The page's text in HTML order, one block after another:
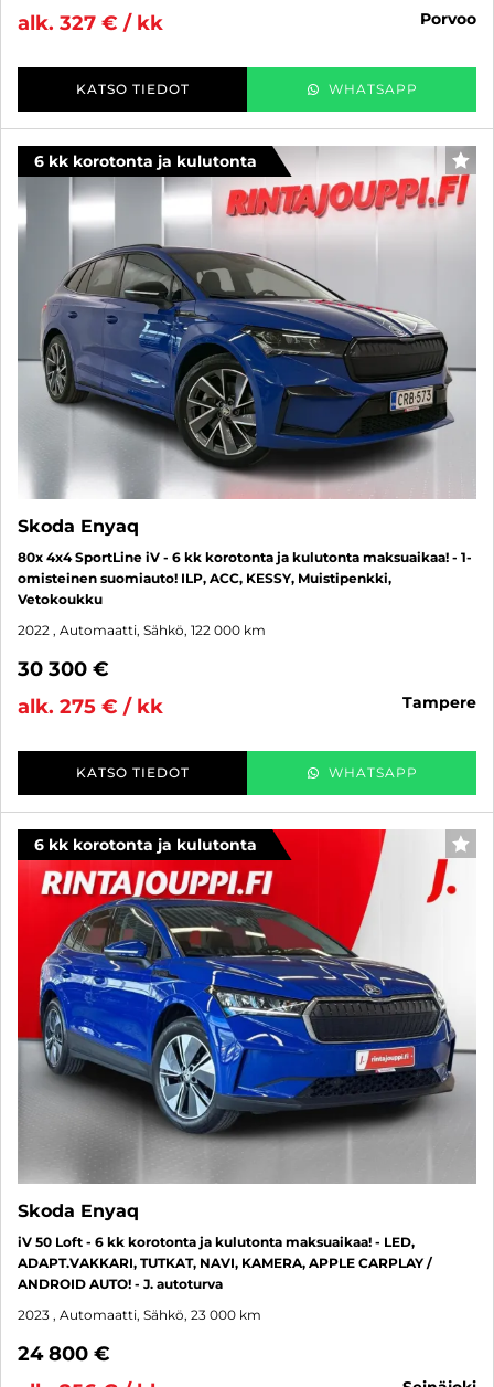
alk. 327 € / kk
porvoo
KATSO TIEDOT WHATSAPP
6 kk korotonta ja kulutonta
Skoda Enyaq
80x 4x4 SportLine iV - 6 kk korotonta ja kulutonta maksuaikaa! - 1-
omisteinen suomiauto! ILP, ACC, KESSY, Muistipenkki,
Vetokoukku
2022 , Automaatti, Sähkö, 122 000 km
30 300 €
alk. 275 € / kk
tampere
KATSO TIEDOT WHATSAPP
6 kk korotonta ja kulutonta
Skoda Enyaq
iV 50 Loft - 6 kk korotonta ja kulutonta maksuaikaa! - LED,
ADAPT.VAKKARI, TUTKAT, NAVI, KAMERA, APPLE CARPLAY /
ANDROID AUTO! - J. autoturva
2023 , Automaatti, Sähkö, 23 000 km
24 800 €